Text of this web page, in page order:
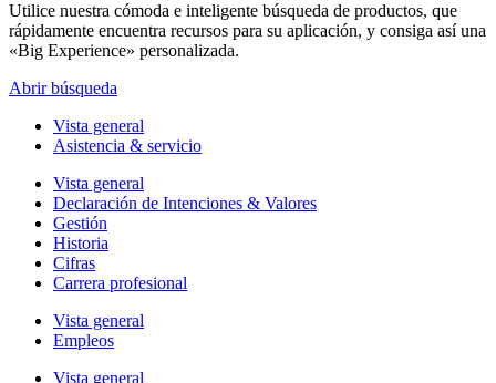
Utilice nuestra cómoda e inteligente búsqueda de productos, que
rápidamente encuentra recursos para su aplicación, y consiga así una
«Big Experience» personalizada.
Abrir búsqueda
Vista general
Asistencia & servicio
Vista general
Declaración de Intenciones & Valores
Gestión
Historia
Cifras
Carrera profesional
Vista general
Empleos
Vista general